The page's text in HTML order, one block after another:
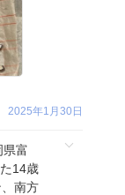
2025年1月30日
県富
14歳
南方